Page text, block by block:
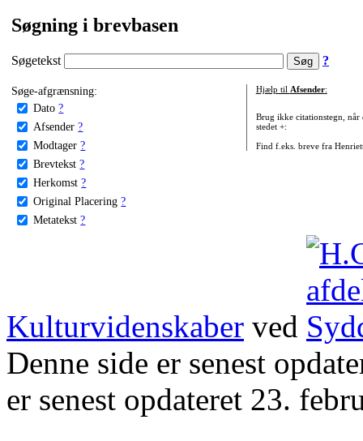
Søgning i brevbasen
Søgetekst ?
Søge-afgrænsning:
Dato ?
Afsender ?
Modtager ?
Brevtekst ?
Herkomst ?
Original Placering ?
Metatekst ?
Hjælp til Afsender:
Brug ikke citationstegn, når
stedet +:
Find f.eks. breve fra
Kulturvidenskaber ved
Denne side er senest
er senest opdateret 23.